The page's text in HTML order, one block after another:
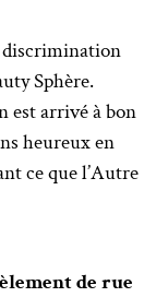
discrimination
Sphère.
est arrivé à bon
heureux en
ce que l’Autre
de rue